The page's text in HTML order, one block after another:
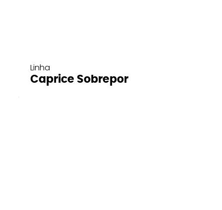
Linha
Caprice Sobrepor